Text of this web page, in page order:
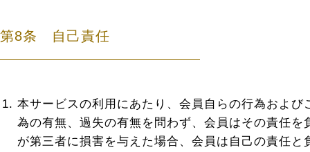
第8条 自己責任
本サービスの利用にあたり、会員自らの行為およ
為の有無、過失の有無を問わず、会員はその責任
が第三者に損害を与えた場合、会員は自己の責任